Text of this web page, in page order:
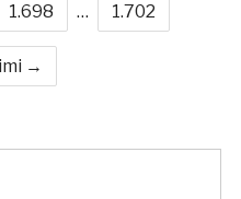
1.698 … 1.702
→